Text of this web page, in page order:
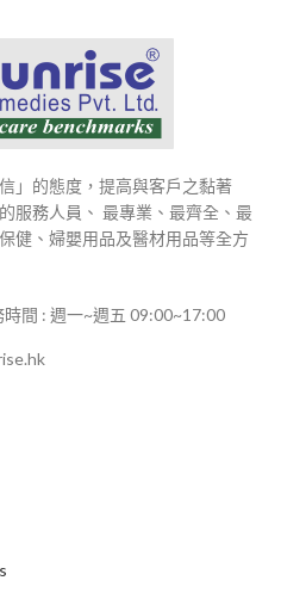
」的態度，提高與客戶之黏著
服務人員、 最專業、最齊全、最
健、婦嬰用品及醫材用品等全方
間 : 週一~週五 09:00~17:00